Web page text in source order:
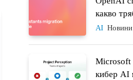
какво
AI Новини
Microsoft
кибер AI